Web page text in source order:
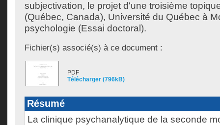
subjectivation, le projet d'une troisième
(Québec, Canada), Université du Québec à
psychologie (Essai doctoral).
Fichier(s) associé(s) à ce document :
PDF
Télécharger (796kB)
Résumé
La clinique psychanalytique de la seconde